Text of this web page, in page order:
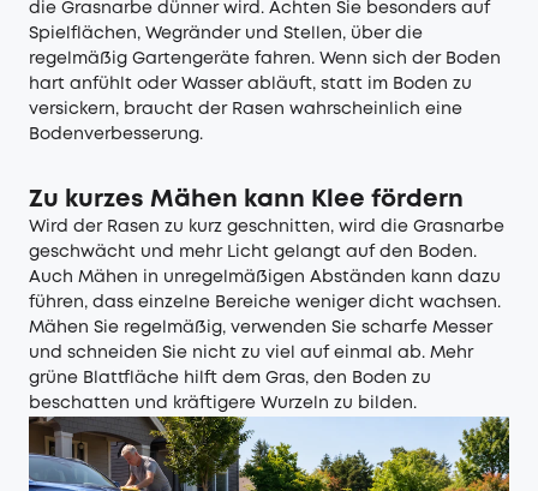
die Grasnarbe dünner wird. Achten Sie besonders auf
Spielflächen, Wegränder und Stellen, über die
regelmäßig Gartengeräte fahren. Wenn sich der Boden
hart anfühlt oder Wasser abläuft, statt im Boden zu
versickern, braucht der Rasen wahrscheinlich eine
Bodenverbesserung.
Zu kurzes Mähen kann Klee fördern
Wird der Rasen zu kurz geschnitten, wird die Grasnarbe
geschwächt und mehr Licht gelangt auf den Boden.
Auch Mähen in unregelmäßigen Abständen kann dazu
führen, dass einzelne Bereiche weniger dicht wachsen.
Mähen Sie regelmäßig, verwenden Sie scharfe Messer
und schneiden Sie nicht zu viel auf einmal ab. Mehr
grüne Blattfläche hilft dem Gras, den Boden zu
beschatten und kräftigere Wurzeln zu bilden.